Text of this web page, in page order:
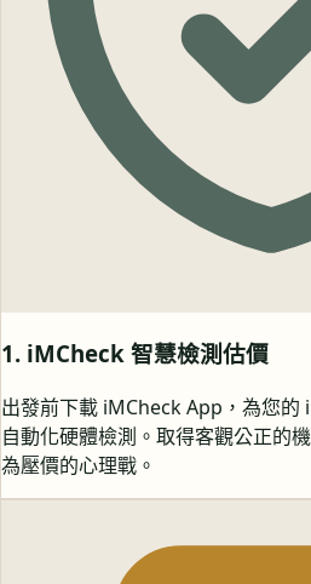
1. iMCheck 智慧檢測估價
出發前下載 iMCheck App，為您的
自動化硬體檢測。取得客觀公正的
為壓價的心理戰。